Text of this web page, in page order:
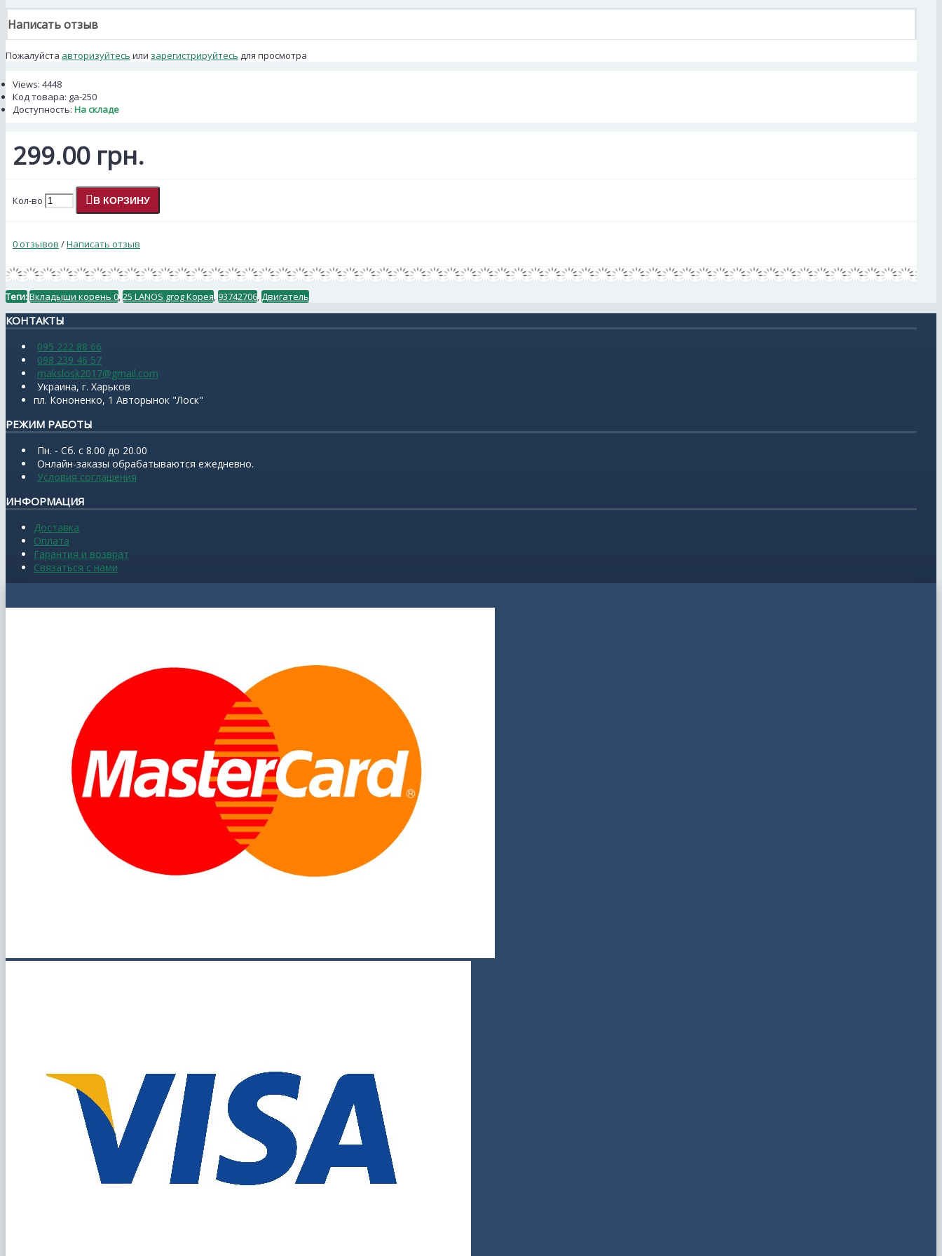
Написать отзыв
Пожалуйста авторизуйтесь или зарегистрируйтесь для просмотра
Views: 4448
Код товара: ga-250
Доступность: На складе
299.00 грн.
Кол-во В КОРЗИНУ
0 отзывов /Написать отзыв
Теги:Вкладыши корень 0,25 LANOS grog Корея, 93742706,Двигатель
КОНТАКТЫ
095 222 88 66
098 239 46 57
makslosk2017@gmail.com
Украина, г. Харьков
пл. Кононенко, 1 Авторынок "Лоск"
РЕЖИМ РАБОТЫ
Пн. - Сб. с 8.00 до 20.00
Онлайн-заказы обрабатываются ежедневно.
Условия соглашения
ИНФОРМАЦИЯ
Доставка
Оплата
Гарантия и возврат
Связаться с нами